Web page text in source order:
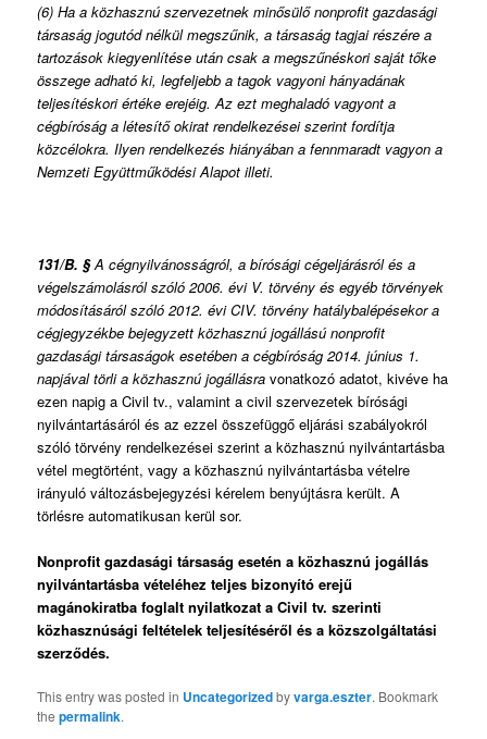
(6) Ha a közhasznú szervezetnek minősülő nonprofit gazdasági
társaság jogutód nélkül megszűnik, a társaság tagjai részére a
tartozások kiegyenlítése után csak a megszűnéskori saját tőke
összege adható ki, legfeljebb a tagok vagyoni hányadának
teljesítéskori értéke erejéig. Az ezt meghaladó vagyont a
cégbíróság a létesítő okirat rendelkezései szerint fordítja
közcélokra. Ilyen rendelkezés hiányában a fennmaradt vagyon a
Nemzeti Együttműködési Alapot illeti.
131/B. §A cégnyilvánosságról, a bírósági cégeljárásról és a
végelszámolásról szóló 2006. évi V. törvény és egyéb törvények
módosításáról szóló 2012. évi CIV. törvény hatálybalépésekor a
cégjegyzékbe bejegyzett közhasznú jogállású nonprofit
gazdasági társaságok esetében a cégbíróság 2014. június 1.
napjával törli a közhasznú jogállásra vonatkozó adatot, kivéve ha
ezen napig a Civil tv., valamint a civil szervezetek bírósági
nyilvántartásáról és az ezzel összefüggő eljárási szabályokról
szóló törvény rendelkezései szerint a közhasznú nyilvántartásba
vétel megtörtént, vagy a közhasznú nyilvántartásba vételre
irányuló változásbejegyzési kérelem benyújtásra került. A
törlésre automatikusan kerül sor.
Nonprofit gazdasági társaság esetén a közhasznú jogállás
nyilvántartásba vételéhez teljes bizonyító erejű
magánokiratba foglalt nyilatkozat a Civil tv. szerinti
közhasznúsági feltételek teljesítéséről és a közszolgáltatási
szerződés.
This entry was posted in Uncategorizedbyvarga.eszter. Bookmark
thepermalink.